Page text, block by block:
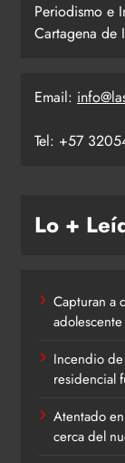
Periodismo e
Cartagena de
Email:
Tel: +57
Lo +
Capturan a
Incendio
residencial
Atentado
cerca del